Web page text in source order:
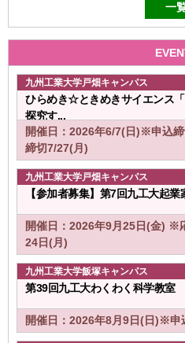
一
九州工業大学戸畑キャンパス
ひらめき☆ときめきサイエンス
探究す...
開催日：2026年6/7(日)※申込
締切7/27(月)
九州工業大学戸畑キャンパス
【参加者募集】第7回九工大起業
開催日：2026年9月25日(金) ※
24日(月)
九州工業大学飯塚キャンパス
第39回九工大わくわく科学教室
開催日：2026年8月9日(日)※申